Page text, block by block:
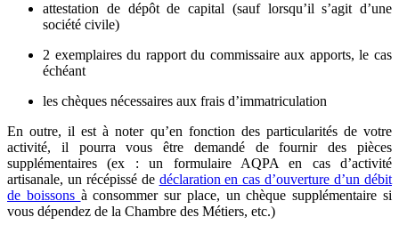
attestation de dépôt de capital (sauf lorsqu’il s’agit d’une
société civile)
2 exemplaires du rapport du commissaire aux apports, le cas
échéant
les chèques nécessaires aux frais d’immatriculation
En outre, il est à noter qu’en fonction des particularités de votre
activité, il pourra vous être demandé de fournir des pièces
supplémentaires (ex : un formulaire AQPA en cas d’activité
artisanale, un récépissé de déclaration en cas d’ouverture d’un débit
de boissons à consommer sur place, un chèque supplémentaire si
vous dépendez de la Chambre des Métiers, etc.)